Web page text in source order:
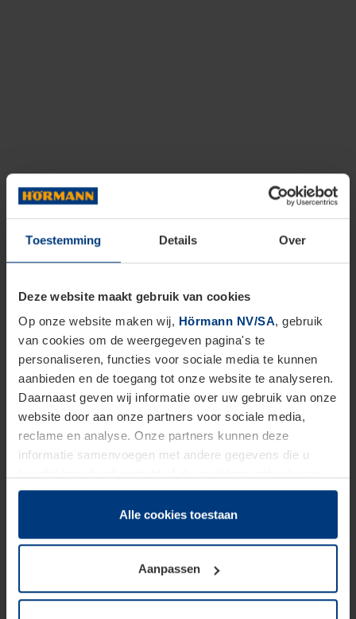
Toestemming Details Over
Deze website maakt gebruik van cookies
Op onze website maken wij, Hörmann NV/SA, gebruik
van cookies om de weergegeven pagina's te
personaliseren, functies voor sociale media te kunnen
aanbieden en de toegang tot onze website te analyseren.
Daarnaast geven wij informatie over uw gebruik van onze
website door aan onze partners voor sociale media,
reclame en analyse. Onze partners kunnen deze
informatie samenvoegen met andere gegevens die u
hun diensten hebben verzameld.
Juridisch hebben wij het recht om cookies op uw
van deze pagina's absoluut vereist is. Voor alle andere
soorten cookies is uw toestemming benodigd. Uw
toestemming kunt u op elk moment bij de uitleg van de
Alle cookies toestaan
Aanpassen